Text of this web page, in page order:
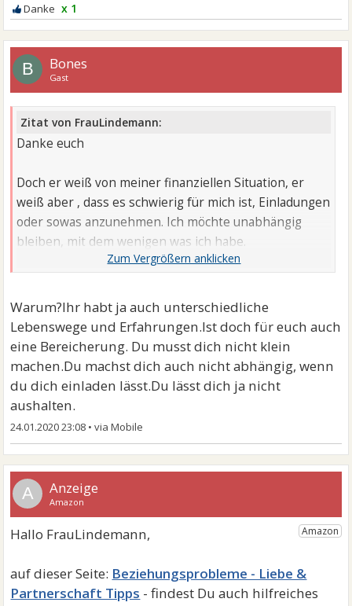
x 1
B Bones
Gast
Zitat von FrauLindemann:
Danke euch
Doch er weiß von meiner finanziellen Situation, er
weiß aber , dass es schwierig für mich ist, Einladungen
oder sowas anzunehmen. Ich möchte unabhängig
bleiben, mit dem wenigen was ich habe.
als ich, wo ich garnicht mithalten kann und das macht
ein richtig Dummes Gefühl
Warum?Ihr habt ja auch unterschiedliche
Lebenswege und Erfahrungen.Ist doch für euch auch
eine Bereicherung. Du musst dich nicht klein
machen.Du machst dich auch nicht abhängig, wenn
du dich einladen lässt.Du lässt dich ja nicht
aushalten.
24.01.2020 23:08 •
A
Beziehungsprobleme - Liebe &
Partnerschaft Tipps